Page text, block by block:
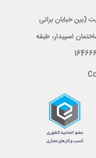
(بین خیابان براتی
قاسم زاده)، پلاک ۳۵۰، ساختمان اسپیدار، طبقه